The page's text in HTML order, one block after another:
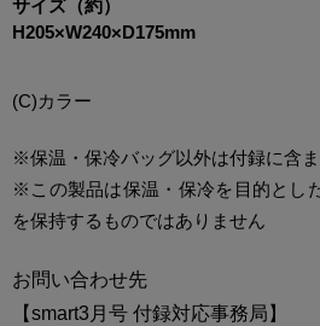
サイズ（約）
H205×W240×D175mm
(C)カラー
※保温・保冷バッグ以外は付録に含
※この製品は保温・保冷を目的とし
を保持するものではありません
お問い合わせ先
【smart3月号 付録対応事務局】